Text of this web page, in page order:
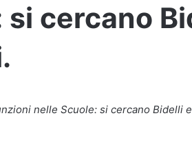
si cercano
nelle Scuole: si cercano